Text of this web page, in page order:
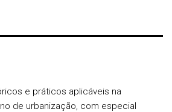
e práticos aplicáveis na
de urbanização, com especial